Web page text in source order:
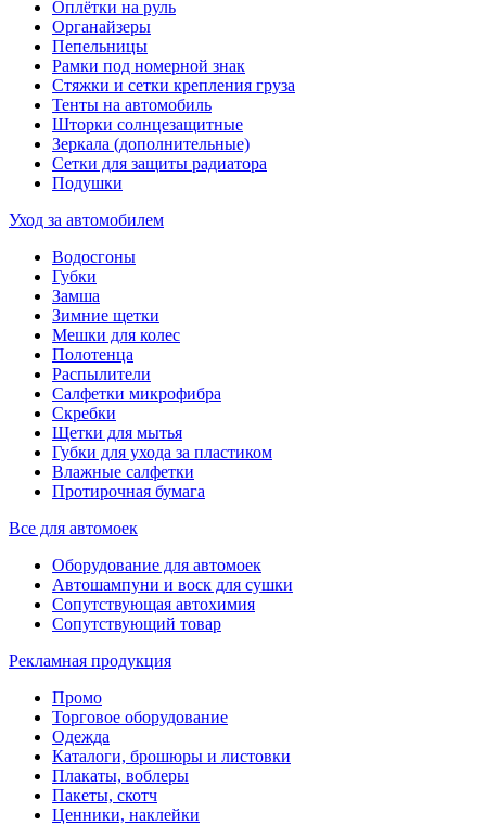
Оплётки на руль
Органайзеры
Пепельницы
Рамки под номерной знак
Стяжки и сетки крепления груза
Тенты на автомобиль
Шторки солнцезащитные
Зеркала (дополнительные)
Сетки для защиты радиатора
Подушки
Уход за автомобилем
Водосгоны
Губки
Замша
Зимние щетки
Мешки для колес
Полотенца
Распылители
Салфетки микрофибра
Скребки
Щетки для мытья
Губки для ухода за пластиком
Влажные салфетки
Протирочная бумага
Все для автомоек
Оборудование для автомоек
Автошампуни и воск для сушки
Сопутствующая автохимия
Сопутствующий товар
Рекламная продукция
Промо
Торговое оборудование
Одежда
Каталоги, брошюры и листовки
Плакаты, воблеры
Пакеты, скотч
Ценники, наклейки